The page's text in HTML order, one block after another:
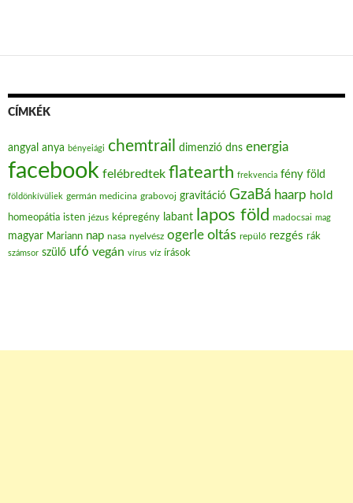
CÍMKÉK
angyal anya bényeiági chemtrail dimenzió dns energia
facebook felébredtek flatearth frekvencia fény föld
földönkívüliek germán medicina grabovoj gravitáció GzaBá haarp hold
homeopátia isten jézus képregény labant lapos föld madocsai mag
magyar Mariann nap nasa nyelvész ogerle oltás repülő rezgés rák
számsor szülő ufó vegán vírus víz írások